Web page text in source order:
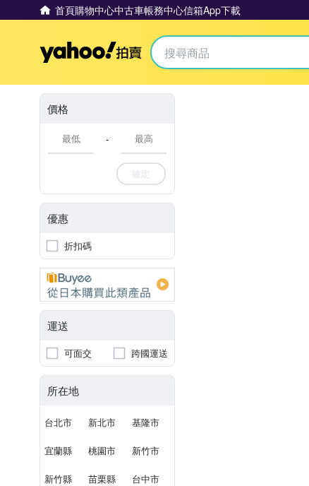
首頁購物中心中古車帳務中心信箱App下載
Yahoo拍賣
價格
-
確定
優惠
折扣碼
運送
可面交 跨國運送
所在地
台北市 新北市 基隆市
宜蘭縣 桃園市 新竹市
新竹縣 苗栗縣 台中市